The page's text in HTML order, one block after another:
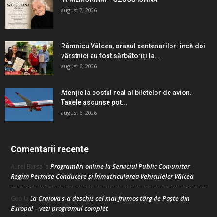
august 7, 2026
Râmnicu Vâlcea, orașul centenarilor: încă doi
vârstnici au fost sărbătoriți la...
august 6, 2026
Atenție la costul real al biletelor de avion.
Taxele ascunse pot...
august 6, 2026
Comentarii recente
Aurel Bursa la Programări online la Serviciul Public Comunitar
Regim Permise Conducere şi Înmatricularea Vehiculelor Vâlcea
Geo la La Craiova s-a deschis cel mai frumos târg de Paște din
Europa! – vezi programul complet